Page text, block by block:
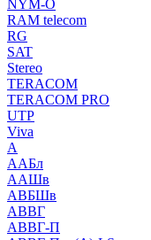
NYM-O
RAM telecom
RG
SAT
Stereo
TERACOM
TERACOM PRO
UTP
Viva
А
ААБл
ААШв
АВБШв
АВВГ
АВВГ-П